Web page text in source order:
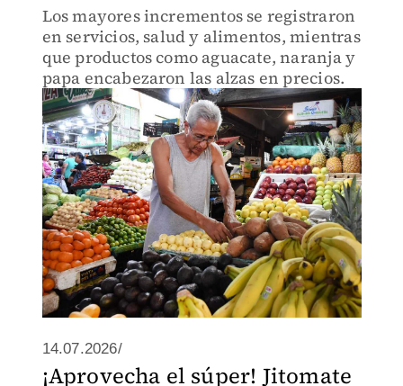
Los mayores incrementos se registraron
en servicios, salud y alimentos, mientras
que productos como aguacate, naranja y
papa encabezaron las alzas en precios.
14.07.2026/
¡Aprovecha el súper! Jitomate